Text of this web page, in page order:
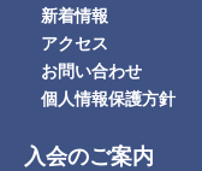
新着情報
アクセス
お問い合わせ
個人情報保護方針
入会のご案内